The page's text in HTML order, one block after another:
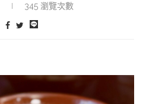
345 瀏覽次數